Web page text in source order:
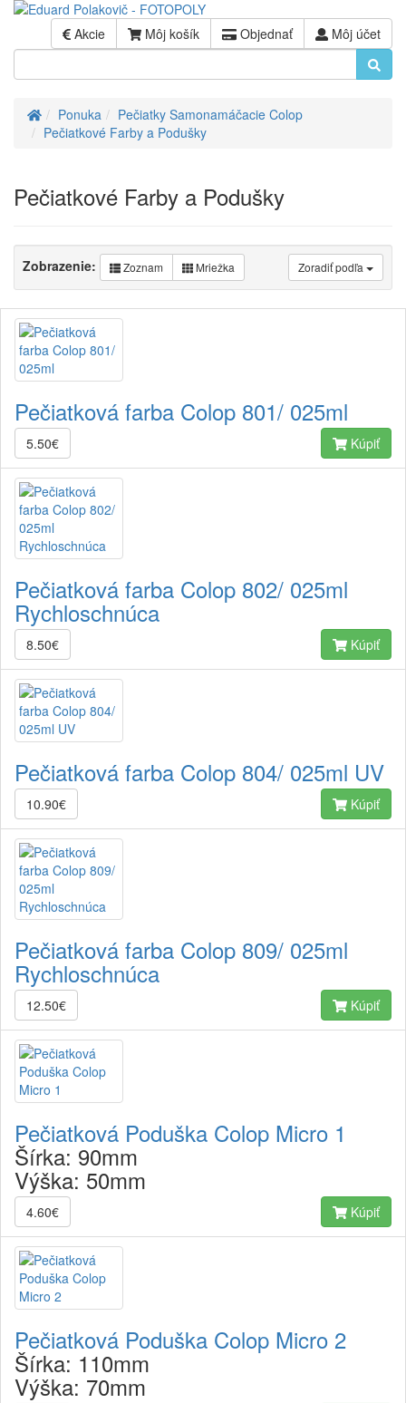
Akcie Môj košík Objednať Môj účet
ÚvodPonuka
Pečiatky Samonamáčacie Colop
Pečiatkové Farby a Podušky
Pečiatkové Farby a Podušky
Zoradiť podľa
Zobrazenie: Zoznam Mriežka
Pečiatková farba Colop 801/ 025ml
5.50€ Kúpiť
Pečiatková farba Colop 802/ 025ml
Rychloschnúca
8.50€ Kúpiť
Pečiatková farba Colop 804/ 025ml UV
10.90€ Kúpiť
Pečiatková farba Colop 809/ 025ml
Rychloschnúca
12.50€ Kúpiť
Pečiatková Poduška Colop Micro 1
Šírka: 90mm
Výška: 50mm
4.60€ Kúpiť
Pečiatková Poduška Colop Micro 2
Šírka: 110mm
Výška: 70mm